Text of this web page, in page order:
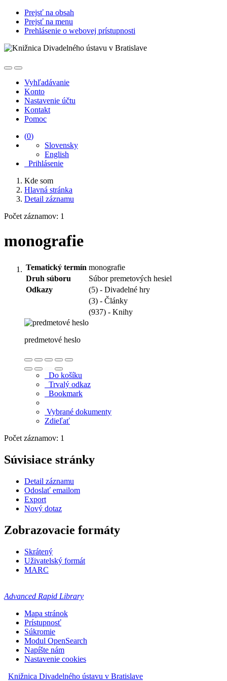
Prejsť na obsah
Prejsť na menu
Prehlásenie o webovej prístupnosti
Vyhľadávanie
Konto
Nastavenie účtu
Kontakt
Pomoc
(0)
Slovensky
English
Prihlásenie
Kde som
Hlavná stránka
Detail záznamu
Počet záznamov: 1
monografie
Tematický termín monografie
Druh súboru
Súbor premetových hesiel
Odkazy
(5) - Divadelné hry
(3) - Články
(937) - Knihy
predmetové heslo
Do košíku
Trvalý odkaz
Bookmark
Vybrané dokumenty
Zdieľať
Počet záznamov: 1
Súvisiace stránky
Detail záznamu
Odoslať emailom
Export
Nový dotaz
Zobrazovacie formáty
Skrátený
Uživatelský formát
MARC
Advanced Rapid Library
Mapa stránok
Prístupnosť
Súkromie
Modul OpenSearch
Napíšte nám
Nastavenie cookies
Knižnica Divadelného ústavu v Bratislave